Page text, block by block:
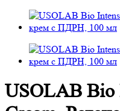
USOLAB Bio